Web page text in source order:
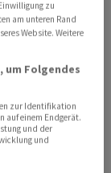
zu
am unteren Rand
Website. Weitere
um Folgendes
zur Identifikation
auf einem Endgerät.
und der
und